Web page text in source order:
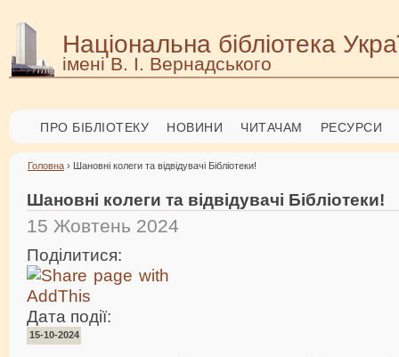
Національна бібліотека
імені В. І. Вернадського
ПРО БІБЛІОТЕКУ НОВИНИ ЧИТАЧАМ РЕСУРСИ
Головна › Шановні колеги та відвідувачі Бібліотеки!
Шановні колеги та відвідувачі Бібліотеки!
15 Жовтень 2024
Поділитися:
Дата події:
15-10-2024